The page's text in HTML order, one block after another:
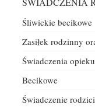
Śliwickie becikowe
Zasiłek rodzinny
Świadczenia
Becikowe
Świadczenie